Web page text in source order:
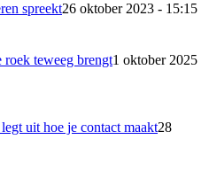
spreekt26 oktober 2023 - 15:15
teweeg brengt1 oktober 2025
uit hoe je contact maakt28